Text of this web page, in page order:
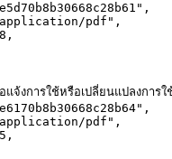
" ,
application/pdf " ,
,
แจ้งการใช้หรือเปลี่ยนแปลงการ
" ,
application/pdf " ,
,